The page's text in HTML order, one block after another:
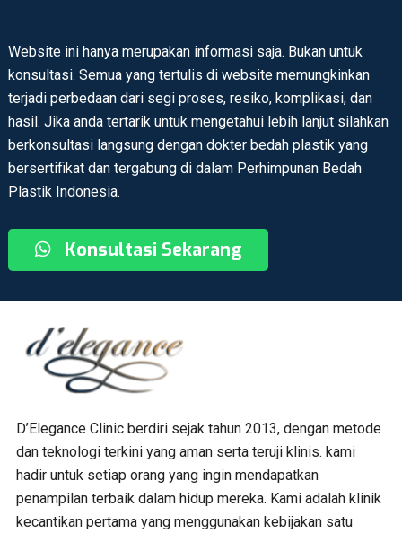
Website ini hanya merupakan informasi saja. Bukan untuk
konsultasi. Semua yang tertulis di website memungkinkan
terjadi perbedaan dari segi proses, resiko, komplikasi, dan
hasil. Jika anda tertarik untuk mengetahui lebih lanjut silahkan
berkonsultasi langsung dengan dokter bedah plastik yang
bersertifikat dan tergabung di dalam Perhimpunan Bedah
Plastik Indonesia.
Konsultasi Sekarang
D’Elegance Clinic berdiri sejak tahun 2013, dengan metode
dan teknologi terkini yang aman serta teruji klinis. kami
hadir untuk setiap orang yang ingin mendapatkan
penampilan terbaik dalam hidup mereka. Kami adalah klinik
kecantikan pertama yang menggunakan kebijakan satu